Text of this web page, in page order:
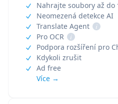
Nahrajte soubory až do
Neomezená detekce AI
Translate Agent
i
Pro OCR
i
Podpora rozšíření pro
Kdykoli zrušit
Ad free
Více →